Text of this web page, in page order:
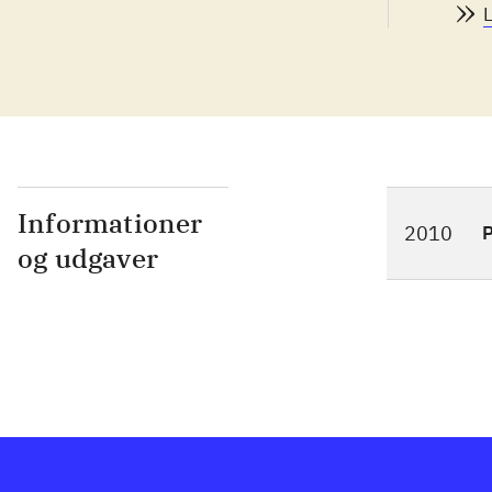
Informationer
og udgaver
2010